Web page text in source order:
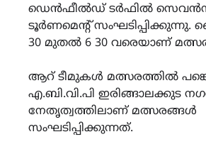
ഡെൻഫീൽഡ് ടർഫിൽ
ടൂർണമെന്റ് സംഘടിപ്പിക്കുന്നു.
30 മുതൽ 6 30 വരെയാണ്
ആറ് ടീമുകൾ മത്സരത്തിൽ
എ.ബി.വി.പി ഇരിങ്ങാലക്കുട
നേതൃത്വത്തിലാണ് മത്സരങ്ങൾ
സംഘടിപ്പിക്കുന്നത്.